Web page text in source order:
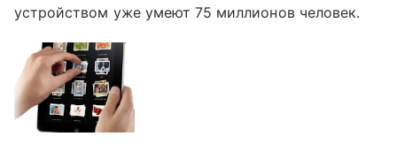
устройством уже умеют 75 миллионов человек.